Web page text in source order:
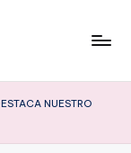
NUESTRO